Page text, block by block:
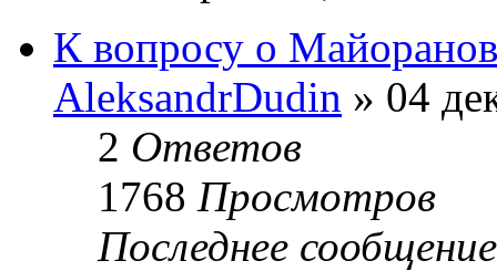
К вопросу о
AleksandrDudin » 04
2 Ответов
1768 Просмотров
Последнее